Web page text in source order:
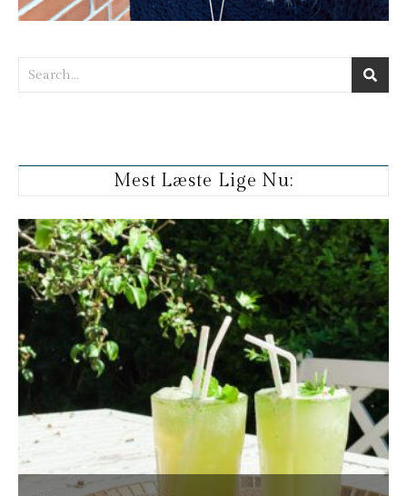
Mest Læste Lige Nu: